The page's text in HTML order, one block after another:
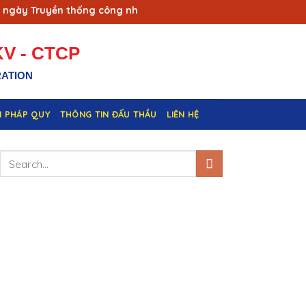
Truyền thống công nhân Vùng mỏ - Truyền thống ngành
- CTCP
PHÁP QUY THÔNG TIN ĐẤU THẦU LIÊN HỆ